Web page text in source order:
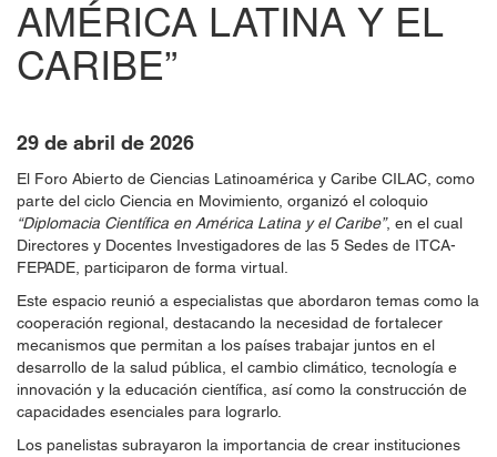
AMÉRICA LATINA Y EL
CARIBE”
29 de abril de 2026
El Foro Abierto de Ciencias Latinoamérica y Caribe CILAC, como
parte del ciclo Ciencia en Movimiento, organizó el coloquio
“Diplomacia Científica en América Latina y el Caribe”, en el cual
Directores y Docentes Investigadores de las 5 Sedes de ITCA-
FEPADE, participaron de forma virtual.
Este espacio reunió a especialistas que abordaron temas como la
cooperación regional, destacando la necesidad de fortalecer
mecanismos que permitan a los países trabajar juntos en el
desarrollo de la salud pública, el cambio climático, tecnología e
innovación y la educación científica, así como la construcción de
capacidades esenciales para lograrlo.
Los panelistas subrayaron la importancia de crear instituciones